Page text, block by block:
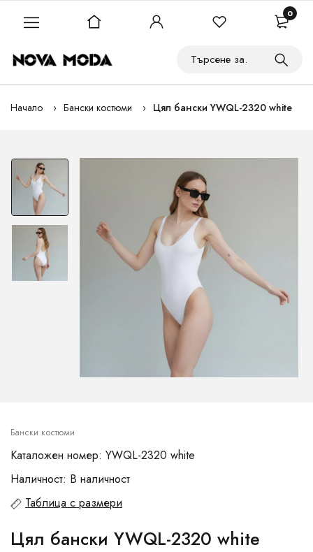
Начало Бански костюми Цял бански YWQL-2320 white
Бански костюми
Каталожен номер: YWQL-2320 white
Наличност: В наличност
Таблица с размери
Цял бански YWQL-2320 white
0